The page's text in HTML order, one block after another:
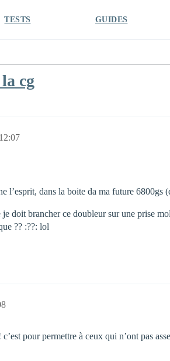
TESTS GUIDES
cg
l’esprit, dans la boite da ma future
je doit brancher ce doubleur sur une prise
?? :??: lol
pour permettre à ceux qui n’ont pas